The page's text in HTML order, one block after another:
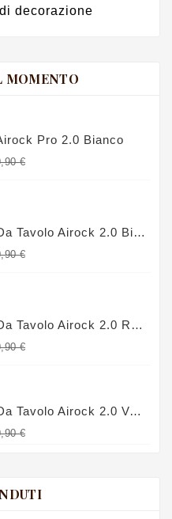
decorazione
MOMENTO
Pro 2.0 Bianco
€Prezzo
Aspiratore Da Tavolo Airock 2.0 Bianco
€Prezzo
Aspiratore Da Tavolo Airock 2.0 Rosa
€Prezzo
Aspiratore Da Tavolo Airock 2.0 Verde
€Prezzo